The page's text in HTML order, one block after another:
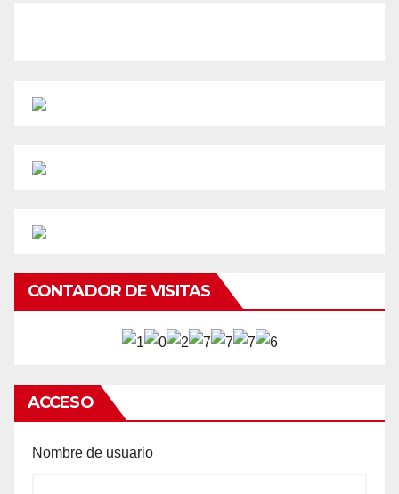
CONTADOR DE VISITAS
ACCESO
Nombre de usuario